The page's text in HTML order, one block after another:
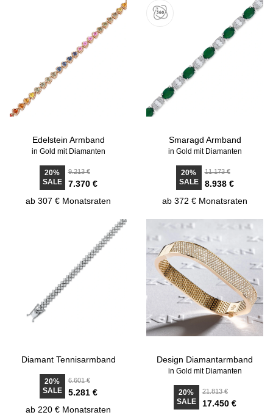
Edelstein Armband
in Gold mit Diamanten
20%
SALE
9.213 €
7.370 €
ab 307 € Monatsraten
Smaragd Armband
in Gold mit Diamanten
20%
SALE
11.173 €
8.938 €
ab 372 € Monatsraten
Diamant Tennisarmband
20%
SALE
6.601 €
5.281 €
ab 220 € Monatsraten
Design Diamantarmband
in Gold mit Diamanten
20%
SALE
21.813 €
17.450 €